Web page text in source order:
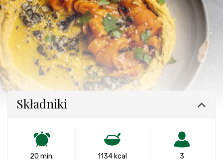
Składniki
20 min. 1134 kcal 3